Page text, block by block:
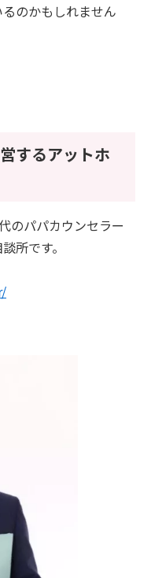
のかもしれません
するアットホ
のパパカウンセラー
所です。